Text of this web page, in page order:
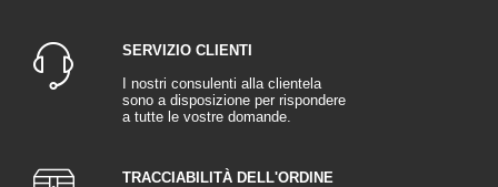
SERVIZIO CLIENTI
I nostri consulenti alla clientela
sono a disposizione per rispondere
a tutte le vostre domande.
TRACCIABILITÀ DELL'ORDINE